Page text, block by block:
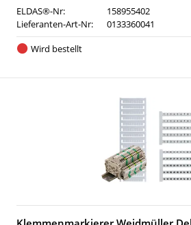
ELDAS®-Nr:
158955402
Lieferanten-Art-Nr:
0133360041
Wird bestellt